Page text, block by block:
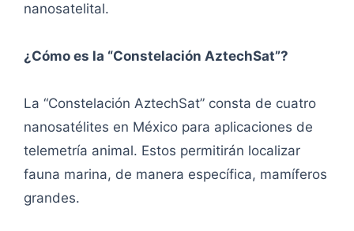
nanosatelital.
¿Cómo es la “Constelación AztechSat”?
La “Constelación AztechSat” consta de cuatro
nanosatélites en México para aplicaciones de
telemetría animal. Estos permitirán localizar
fauna marina, de manera específica, mamíferos
grandes.